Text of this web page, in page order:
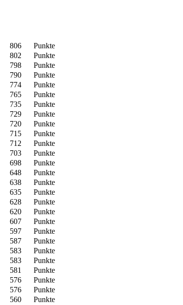
806
Punkte
802
Punkte
798
Punkte
790
Punkte
774
Punkte
765
Punkte
735
Punkte
729
Punkte
720
Punkte
715
Punkte
712
Punkte
703
Punkte
698
Punkte
648
Punkte
638
Punkte
635
Punkte
628
Punkte
620
Punkte
607
Punkte
597
Punkte
587
Punkte
583
Punkte
583
Punkte
581
Punkte
576
Punkte
576
Punkte
560
Punkte